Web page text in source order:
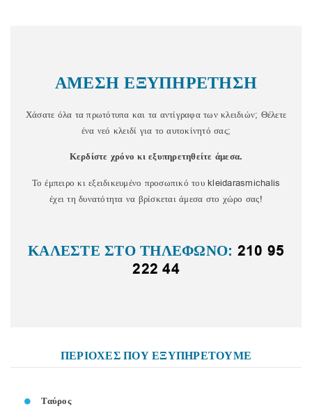
ΑΜΕΣΗ ΕΞΥΠΗΡΕΤΗΣΗ
Χάσατε όλα τα πρωτότυπα και τα αντίγραφα των κλειδιών; Θέλετε
ένα νεό κλειδί για το αυτοκίνητό σας;
Κερδίστε χρόνο κι εξυπηρετηθείτε άμεσα.
Το έμπειρο κι εξειδικευμένο προσωπικό του kleidarasmichalis
έχει τη δυνατότητα να βρίσκεται άμεσα στο χώρο σας!
ΚΑΛΕΣΤΕ ΣΤΟ ΤΗΛΕΦΩΝΟ: 210 95
222 44
ΠΕΡΙΟΧΕΣ ΠΟΥ ΕΞΥΠΗΡΕΤΟΥΜΕ
Ταύρος